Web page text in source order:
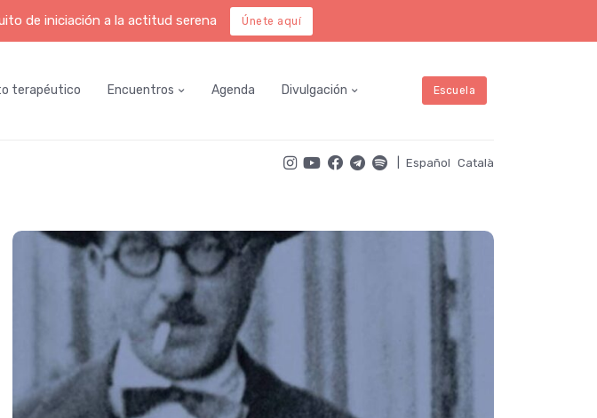
de iniciación a la actitud serena Únete aquí
terapéutico Encuentros Agenda Divulgación Escuela
Español Català